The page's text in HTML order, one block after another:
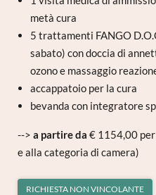
metà cura
5 trattamenti FANGO
sabato) con doccia di
ozono e massaggio
accappatoio per la cura
bevanda con integratore
-->a partire da € 1154,00
e alla categoria di camera)
RICHIESTA NON VINCOLANTE